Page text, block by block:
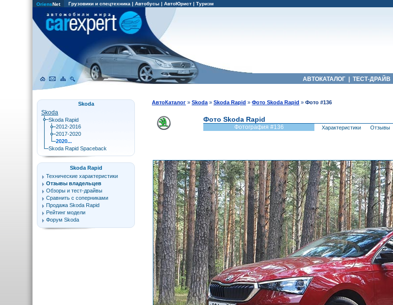
OriensNet Грузовики и спецтехника | Автобусы | АвтоЮрист | Туризм
АВТОКАТАЛОГ ТЕСТ-ДРАЙВ
АвтоКаталог »Skoda »Skoda Rapid »Фото Skoda Rapid »Фото #136
Фото Skoda Rapid
Фотография #136 Характеристики Отзывы
Skoda
Skoda
Skoda Rapid
2012-2016
2017-2020
2020...
Skoda Rapid Spaceback
Skoda Rapid
Технические характеристики
Отзывы владельцев
Обзоры и тест-драйвы
Сравнить с соперниками
Продажа Skoda Rapid
Рейтинг модели
Форум Skoda